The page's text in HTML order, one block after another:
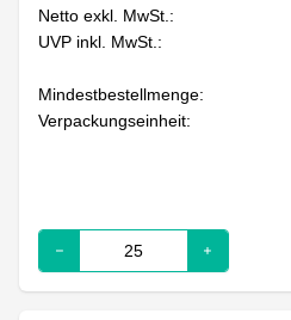
Netto exkl. MwSt.:
UVP inkl. MwSt.:
Mindestbestellmenge:
Verpackungseinheit: